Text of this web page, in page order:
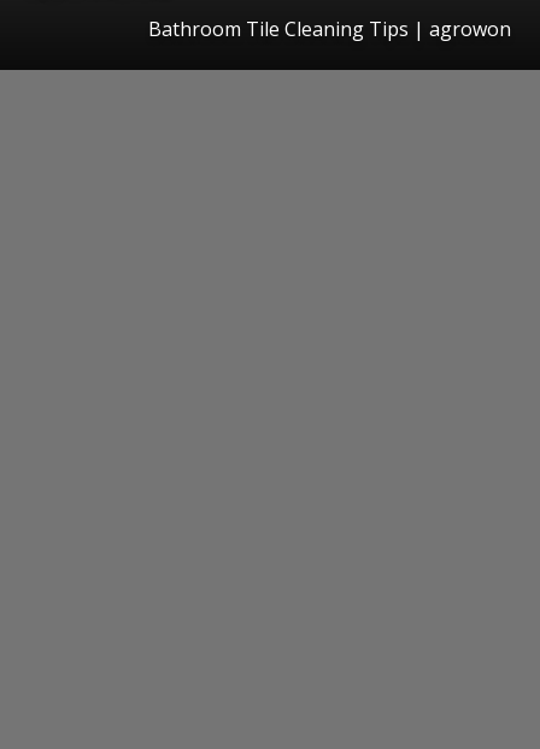
Bathroom Tile Cleaning Tips | agrowon